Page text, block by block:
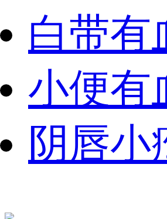
白带有
小便有
阴唇小